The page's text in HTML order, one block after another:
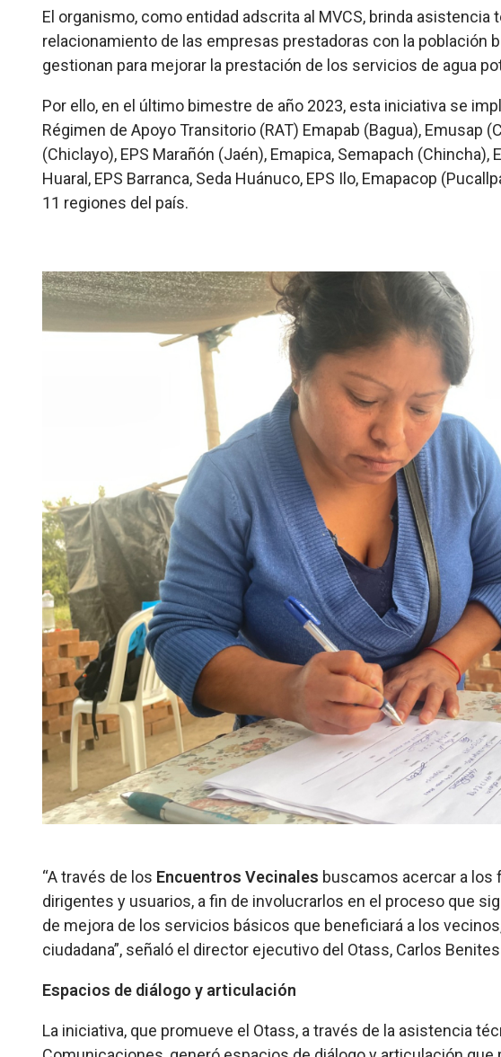
El organismo, como entidad adscrita al MVCS, brinda asistencia
relacionamiento de las empresas prestadoras con la población
gestionan para mejorar la prestación de los servicios de agua
Por ello, en el último bimestre de año 2023, esta iniciativa se
Régimen de Apoyo Transitorio (RAT) Emapab (Bagua), Emusap
(Chiclayo), EPS Marañón (Jaén), Emapica, Semapach (Chincha),
Huaral, EPS Barranca, Seda Huánuco, EPS Ilo, Emapacop
11 regiones del país.
“A través de los Encuentros Vecinales buscamos acercar a los
dirigentes y usuarios, a fin de involucrarlos en el proceso que
de mejora de los servicios básicos que beneficiará a los
ciudadana”, señaló el director ejecutivo del Otass, Carlos Benites
Espacios de diálogo y articulación
La iniciativa, que promueve el Otass, a través de la asistencia